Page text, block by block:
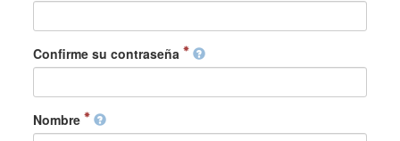
Confirme su contraseña
Nombre